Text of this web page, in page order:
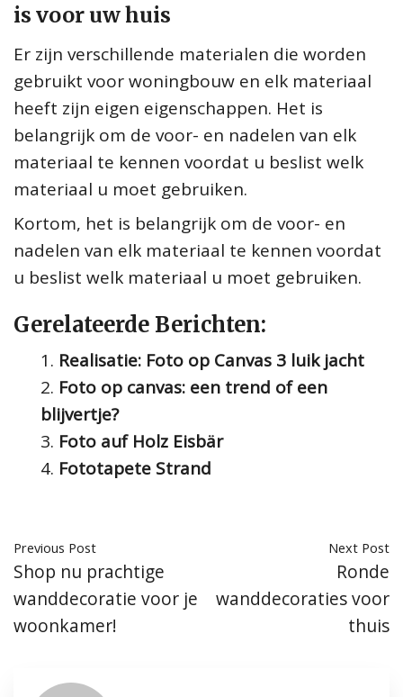
is voor uw huis
Er zijn verschillende materialen die worden
gebruikt voor woningbouw en elk materiaal
heeft zijn eigen eigenschappen. Het is
belangrijk om de voor- en nadelen van elk
materiaal te kennen voordat u beslist welk
materiaal u moet gebruiken.
Kortom, het is belangrijk om de voor- en
nadelen van elk materiaal te kennen voordat
u beslist welk materiaal u moet gebruiken.
Gerelateerde Berichten:
Realisatie: Foto op Canvas 3 luik jacht
Foto op canvas: een trend of een
blijvertje?
Foto auf Holz Eisbär
Fototapete Strand
Previous Post
Shop nu prachtige
wanddecoratie voor je
woonkamer!
Next Post
Ronde
wanddecoraties voor
thuis